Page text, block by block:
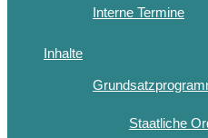
Interne Termine
Inhalte
Staatliche